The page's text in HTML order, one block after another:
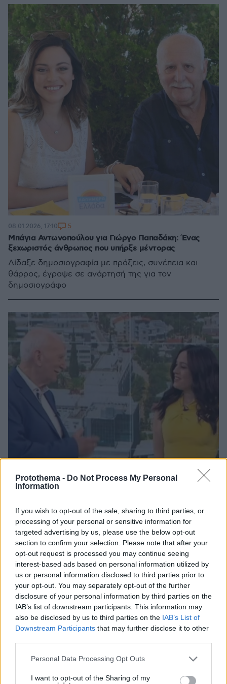
Protothema - Do Not Process My Personal
Information
If you wish to opt-out of the sale, sharing to third parties, or
processing of your personal or sensitive information for
targeted advertising by us, please use the below opt-out
section to confirm your selection. Please note that after your
opt-out request is processed you may continue seeing
interest-based ads based on personal information utilized by
us or personal information disclosed to third parties prior to
your opt-out. You may separately opt-out of the further
disclosure of your personal information by third parties on the
IAB’s list of downstream participants. This information may
also be disclosed by us to third parties on the IAB’s List of
Downstream Participants that may further disclose it to other
Please note that this website/app uses one or more Google
not limited to your visit or usage behaviour. You may click to
Personal Data Processing Opt Outs
I want to opt-out of the Sharing of my
Μπάγια Αντωνοπούλου για Γιώργο Παπαδάκη: Ένας
ξεχωριστός άνθρωπος που υπήρξε μέντορας
Δίδαξε δημοσιογραφία με πράξεις, συνέπεια και
θάρρος, έγραψε σε ανάρτησή της για τον
δημοσιογράφο
08.01.2026, 17:10 5
Βίντεο: Γιώργος Παπαδάκης και Μπάγια Αντωνοπούλου
συναντήθηκαν ξανά στο «Καλημέρα Ελλάδα» μετά από
επτά χρόνια
Πού να ήξερα ότι θα βρεθώ εδώ ξανά μετά από τόσα
χρόνια; δήλωσε η δημοσιογράφος κατά την είσοδό
της στο πλατό
06.06.2025, 10:02 4